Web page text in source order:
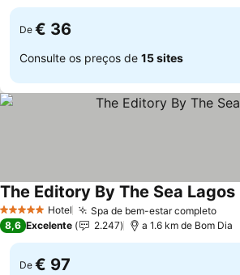
De € 36
Consulte os preços de 15 sites
5 Estrelas Hotel Spa de bem-estar completo
The Editory By The Sea Lagos
8,6 Excelente 2.247 a 1.6 km de Bom Dia
De € 97